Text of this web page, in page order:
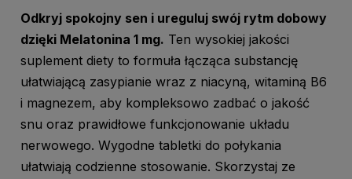
Odkryj spokojny sen i ureguluj swój rytm dobowy
dzięki Melatonina 1 mg. Ten wysokiej jakości
suplement diety to formuła łącząca substancję
ułatwiającą zasypianie wraz z niacyną, witaminą B6
i magnezem, aby kompleksowo zadbać o jakość
snu oraz prawidłowe funkcjonowanie układu
nerwowego. Wygodne tabletki do połykania
ułatwiają codzienne stosowanie. Skorzystaj ze